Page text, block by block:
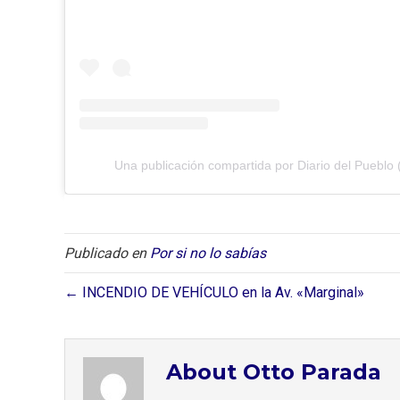
Una publicación compartida por Diario del Pueblo
Publicado en Por si no lo sabías
← INCENDIO DE VEHÍCULO en la Av. «Marginal»
About Otto Parada